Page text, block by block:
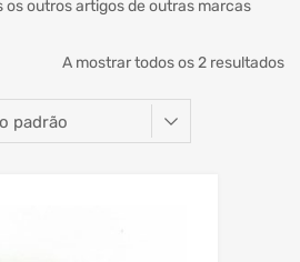
os outros artigos de outras marcas
A mostrar todos os 2 resultados